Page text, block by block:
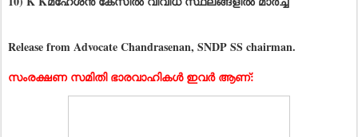
Release from Advocate Chandrasenan, SNDP SS chairman.
സംരക്ഷണ സമിതി ഭാരവാഹികൾ ഇവർ ആണ്: